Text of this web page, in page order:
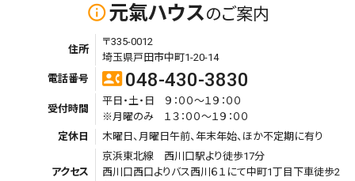
info_outline元氣ハウスのご案内
住所
〒335-0012
埼玉県戸田市中町1-20-14
電話番号
contact_phone 048-430-3830
受付時間
平日・土・日 ９：００～１９：００
※月曜のみ １３：００～１９：００
定休日
木曜日、月曜日午前、年末年始、ほか不定期に有り
アクセス
京浜東北線 西川口駅より徒歩17分
西川口西口よりバス西川６１にて中町1丁目下車徒歩2